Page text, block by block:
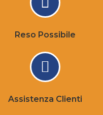
Reso Possibile
Assistenza Clienti